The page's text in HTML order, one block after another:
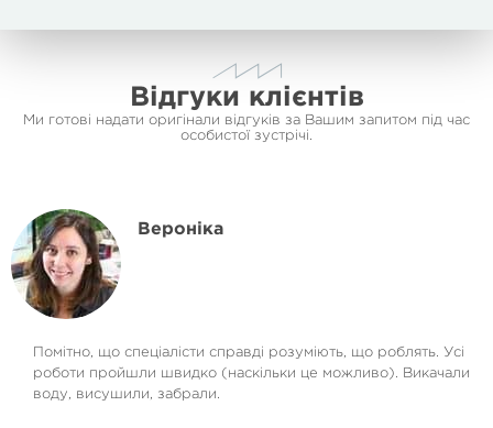
Відгуки клієнтів
Ми готові надати оригінали відгуків за Вашим запитом під час
особистої зустрічі.
Вероніка
Помітно, що спеціалісти справді розуміють, що роблять. Усі
роботи пройшли швидко (наскільки це можливо). Викачали
воду, висушили, забрали.